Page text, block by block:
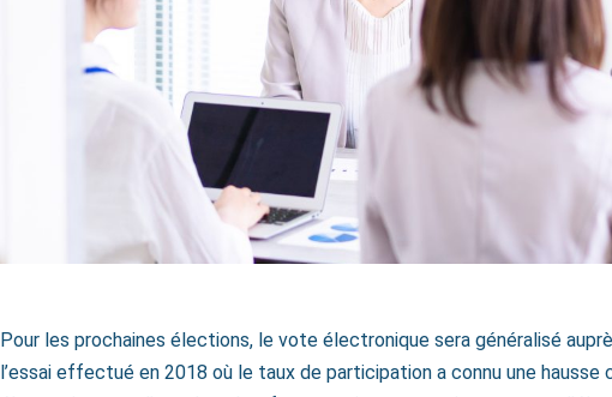
Pour les prochaines élections, le vote électronique sera généralisé
l’essai effectué en 2018 où le taux de participation a connu une